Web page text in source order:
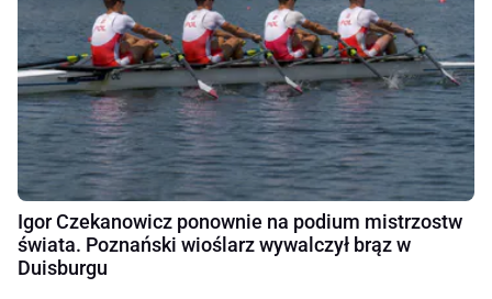
Igor Czekanowicz ponownie na podium mistrzostw
świata. Poznański wioślarz wywalczył brąz w
Duisburgu